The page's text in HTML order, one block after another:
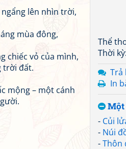
Thể
Thời kỳ:
Trả
In
Một
- Củi
- Núi
-Thôn
lên nhìn trời,
mùa đông,
chiếc vỏ của mình,
trời đất.
mộng – một cánh